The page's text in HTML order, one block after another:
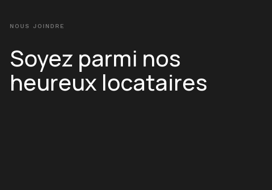
NOUS JOINDRE
Soyez parmi nos
heureux locataires